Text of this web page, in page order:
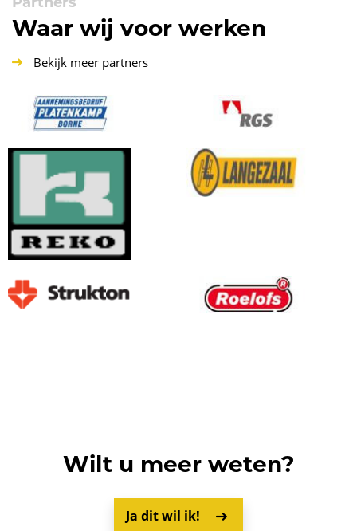
Waar wij voor werken
Bekijk meer partners
Wilt u meer weten?
Ja dit wil ik!